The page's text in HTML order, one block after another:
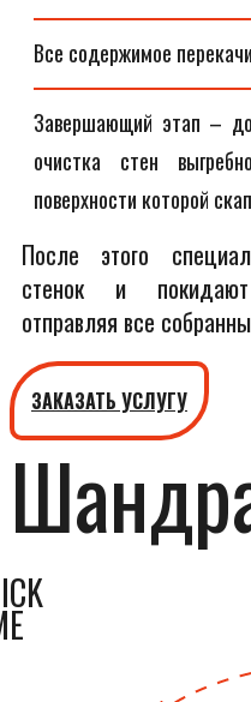
Все содержимое
Завершающий этап –
очистка стен
поверхности которой
После этого
стенок и покидают
отправляя все
ЗАКАЗАТЬ УСЛУГУ